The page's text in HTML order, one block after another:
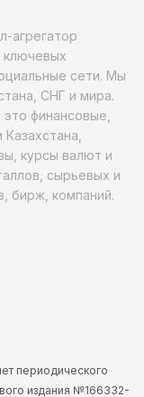
агрегатор
ключевых
сети. Мы
СНГ и мира.
финансовые,
курсы валют и
сырьевых и
бирж, компаний.
периодического
издания №166332-